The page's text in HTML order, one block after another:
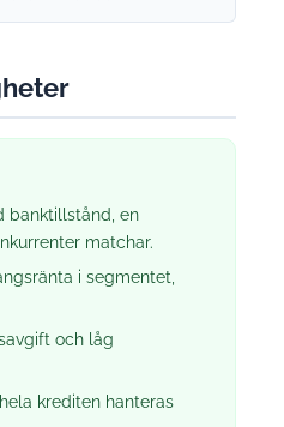
banktillstånd, en
matchar.
i segmentet,
och låg
krediten hanteras